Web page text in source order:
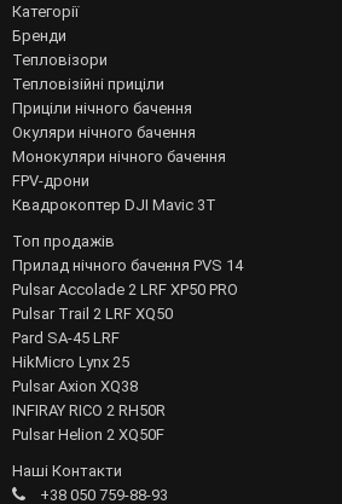
Категорії
Бренди
Тепловізори
Тепловізійні приціли
Приціли нічного бачення
Окуляри нічного бачення
Монокуляри нічного бачення
FPV-дрони
Квадрокоптер DJI Mavic 3T
Топ продажів
Прилад нічного бачення PVS 14
Pulsar Accolade 2 LRF XP50 PRO
Pulsar Trail 2 LRF XQ50
Pard SA-45 LRF
HikMicro Lynx 25
Pulsar Axion XQ38
INFIRAY RICO 2 RH50R
Pulsar Helion 2 XQ50F
Наші Контакти
+38 050 759-88-93